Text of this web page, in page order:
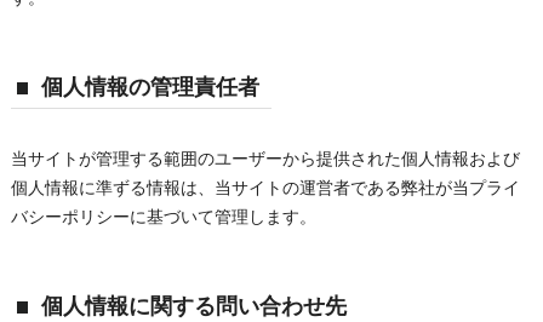
個人情報の管理責任者
当サイトが管理する範囲のユーザーから提供された個人情報および
個人情報に準ずる情報は、当サイトの運営者である弊社が当プライ
バシーポリシーに基づいて管理します。
個人情報に関する問い合わせ先